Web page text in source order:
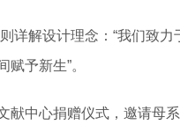
详解设计理念：“我们致
予新生”。
献中心捐赠仪式，邀请母